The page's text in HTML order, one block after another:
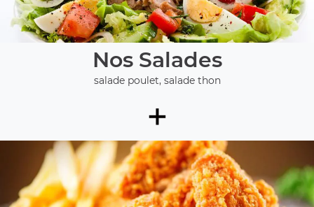
Nos Salades
salade poulet, salade thon
+